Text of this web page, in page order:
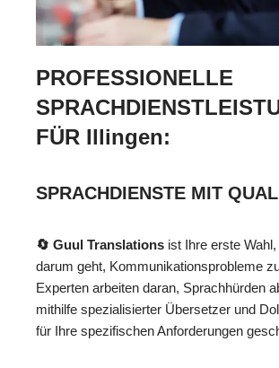
PROFESSIONELLE
FÜR Illingen:
SPRACHDIENSTE MIT
🔄 Guul Translations ist Ihre erste
darum geht, Kommunikationsprobleme
Experten arbeiten daran, Sprachhürden
mithilfe spezialisierter Übersetzer und
für Ihre spezifischen Anforderungen